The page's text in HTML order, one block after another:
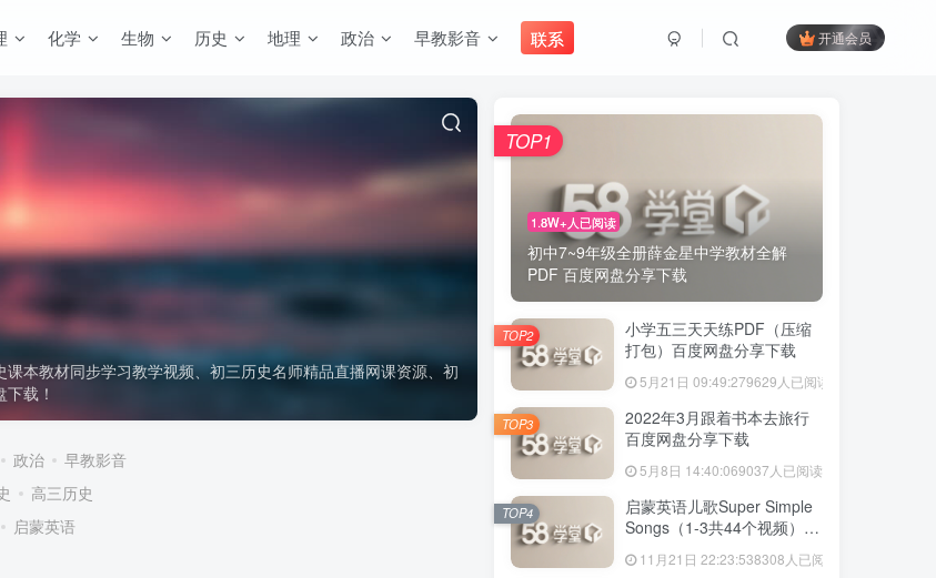
化学 生物 历史 地理 政治 早教影音 联系 开通会员
本教材同步学习教学视频、初三历史名师精品直播网课资源、初
载！
政治
早教影音
高三历史
启蒙英语
1.8W+人已阅读
初中7~9年级全册薛金星中学教材全解
PDF 百度网盘分享下载
TOP1
小学五三天天练PDF（压缩
打包）百度网盘分享下载
5月21日 09:49:279629人已阅读
TOP2
2022年3月跟着书本去旅行
百度网盘分享下载
5月8日 14:40:069037人已阅读
TOP3
启蒙英语儿歌Super Simple
Songs（1-3共44个视频）百
11月21日 22:23:538308人已阅读
TOP4